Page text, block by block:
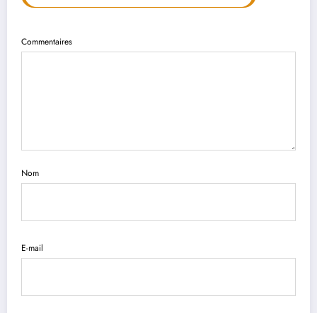
Commentaires
Nom
E-mail